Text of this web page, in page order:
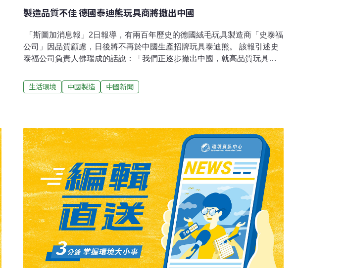
製造品質不佳 德國泰迪熊玩具商將撤出中國
「斯圖加消息報」2日報導，有兩百年歷史的德國絨毛玩具製造商「史泰福
公司」因品質顧慮，日後將不再於中國生產招牌玩具泰迪熊。 該報引述史
泰福公司負責人佛瑞成的話說：「我們正逐步撤出中國，就高品質玩具而
的玩具製造到符合該公司標準，也無法將市場需求量大的玩具及時運送到
德國。 他說，史泰福在訂製八萬只玩具白熊「努特」時，時間很緊迫，結
示，德國製造商的成本不具競爭力。該公司派出三百名員工到大陸監工，
但佛瑞成說，即使如此，當地製造商仍無法達到標準。
生活環境 中國製造 中國新聞